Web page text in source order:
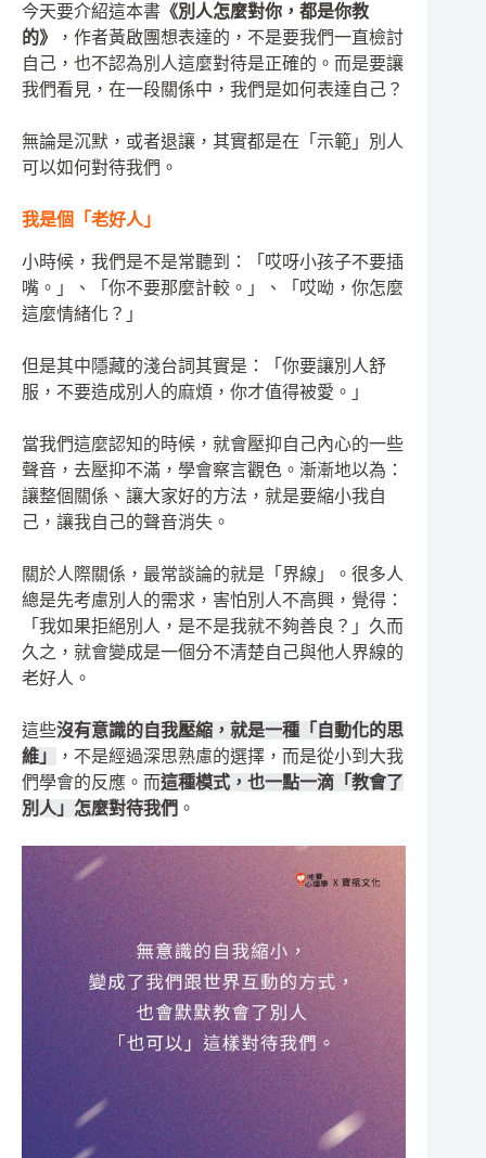
今天要介紹這本書 《別人怎麼對你，都是你教
的》
，作者黃啟團想表達的，不是要我們一直檢討
自己，也不認為別人這麼對待是正確的。而是要讓
我們看見，在一段關係中，我們是如何表達自己？
無論是沉默，或者退讓，其實都是在「示範」別人
可以如何對待我們。
我是個「老好人」
小時候，我們是不是常聽到：「哎呀小孩子不要插
嘴。」、「你不要那麼計較。」、「哎呦，你怎麼
這麼情緒化？」
但是其中隱藏的淺台詞其實是：「你要讓別人舒
服，不要造成別人的麻煩，你才值得被愛。」
當我們這麼認知的時候，就會壓抑自己內心的一些
聲音，去壓抑不滿，學會察言觀色。漸漸地以為：
讓整個關係、讓大家好的方法，就是要縮小我自
己，讓我自己的聲音消失。
關於人際關係，最常談論的就是「界線」。很多人
總是先考慮別人的需求，害怕別人不高興，覺得：
「我如果拒絕別人，是不是我就不夠善良？」久而
久之，就會變成是一個分不清楚自己與他人界線的
老好人。
這些沒有意識的自我壓縮，就是一種「自動化的思
維」
，不是經過深思熟慮的選擇，而是從小到大我
們學會的反應。而這種模式，也一點一滴「教會了
別人」怎麼對待我們 。